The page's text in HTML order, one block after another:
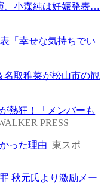
、小森純は妊娠発表…
「幸せな気持ちでい
名取稚菜が松山市の観
熱狂！「メンバーも
PRESS
った理由 東スポ
秋元氏より激励メー